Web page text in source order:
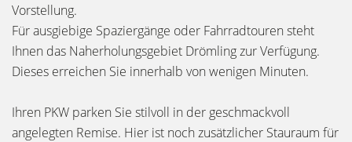
Vorstellung.
Für ausgiebige Spaziergänge oder Fahrradtouren steht
Ihnen das Naherholungsgebiet Drömling zur Verfügung.
Dieses erreichen Sie innerhalb von wenigen Minuten.
Ihren PKW parken Sie stilvoll in der geschmackvoll
angelegten Remise. Hier ist noch zusätzlicher Stauraum für